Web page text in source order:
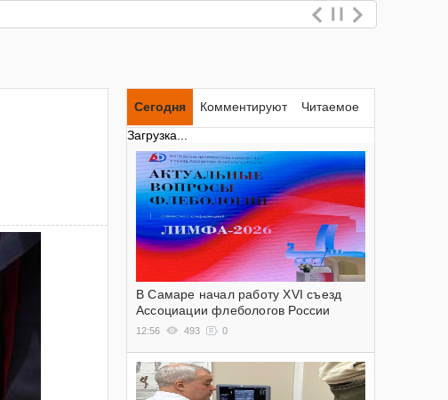
Сегодня Комментируют
Читаемое
Загрузка...
В Самаре начал работу XVI съезд
Ассоциации флебологов России
12:56 493 0